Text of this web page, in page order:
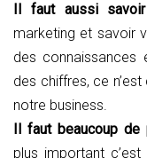
Il faut aussi
marketing et savoir
des
des chiffres, ce
notre business.
Il faut beaucoup de
plus important c’est